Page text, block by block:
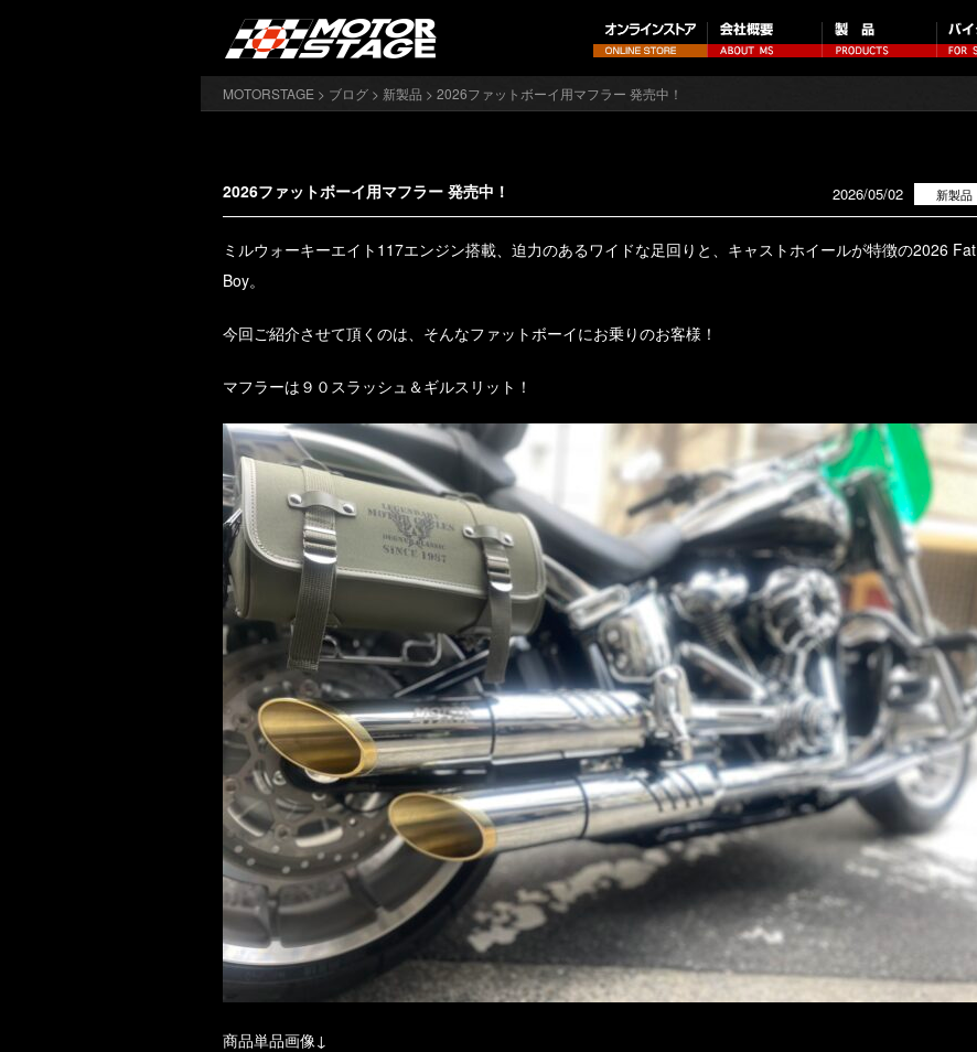
MOTORSTAGE > ブログ > 新製品 > 2026ファットボーイ用マフラー 発売中！
2026ファットボーイ用マフラー 発売中！ 新製品
2026/05/02
ミルウォーキーエイト117エンジン搭載、迫力のあるワイドな足回りと、キャストホイールが特徴の2026 Fat
Boy。
今回ご紹介させて頂くのは、そんなファットボーイにお乗りのお客様！
マフラーは９０スラッシュ＆ギルスリット！
商品単品画像↓